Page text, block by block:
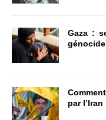
Gaza :
par l’Iran